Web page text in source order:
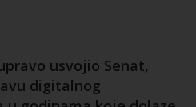
usvojio Senat,
digitalnog